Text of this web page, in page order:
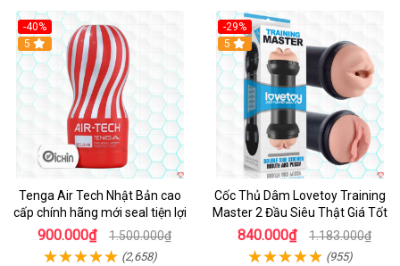
-40%
Hot
5
Tenga Air Tech Nhật Bản cao
cấp chính hãng mới seal tiện lợi
900.000₫ 1.500.000₫
(2,658)
-29%
Hot
5
Cốc Thủ Dâm Lovetoy Training
Master 2 Đầu Siêu Thật Giá Tốt
840.000₫ 1.183.000₫
(955)